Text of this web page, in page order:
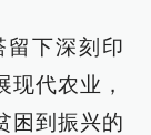
留下深刻印
代农业，
困到振兴的